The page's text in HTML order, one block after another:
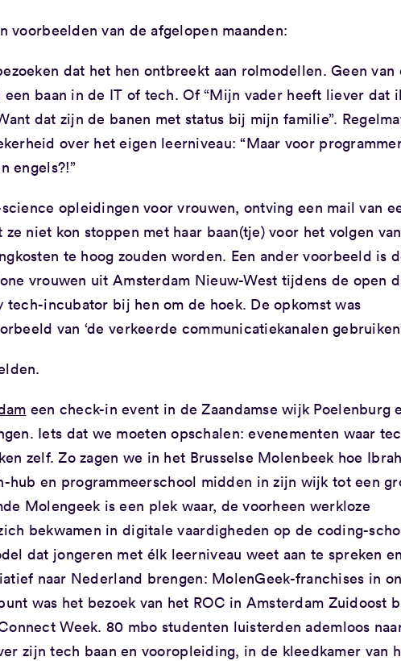
voorbeelden van de afgelopen maanden:
dat het hen ontbreekt aan rolmodellen. Geen van
baan in de IT of tech. Of “Mijn vader heeft liever dat
dat zijn de banen met status bij mijn familie”.
over het eigen leerniveau: “Maar voor
engels?!”
opleidingen voor vrouwen, ontving een mail van
niet kon stoppen met haar baan(tje) voor het volgen
te hoog zouden worden. Een ander voorbeeld is
vrouwen uit Amsterdam Nieuw-West tijdens de open
incubator bij hen om de hoek. De opkomst was
van ‘de verkeerde communicatiekanalen
een check-in event in de Zaandamse wijk Poelenburg
Iets dat we moeten opschalen: evenementen waar
zelf. Zo zagen we in het Brusselse Molenbeek hoe
en programmeerschool midden in zijn wijk tot een
Molengeek is een plek waar, de voorheen werkloze
bekwamen in digitale vaardigheden op de coding-
dat jongeren met élk leerniveau weet aan te spreken
naar Nederland brengen: MolenGeek-franchises in
was het bezoek van het ROC in Amsterdam Zuidoost
Week. 80 mbo studenten luisterden ademloos
zijn tech baan en vooropleiding, in de kleedkamer van